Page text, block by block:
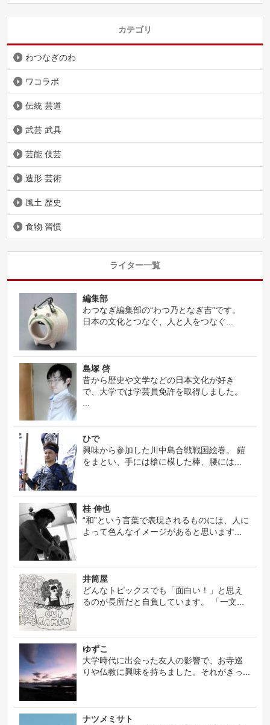
カテゴリ
わつなぎのわ
ワコラボ
伝統 芸道
武芸 武具
芸能 伎芸
造形 芸術
風土 歴史
食物 習慣
ライター一覧
編集部
わつなぎ編集部の“わつ乃となぎ吉”です。
日本の文化とつなぐ、人と人をつなぐ...
島塚 啓
昔から歴史や文学などの日本文化が好き
で、大学では学芸員免許を取得しました。
...
ひで
興味から参加した川中島合戦戦国絵巻。 鎧
をまとい、手には槍に模した棒、腰には...
桂 伸也
“和”という言葉で表現されるものには、人に
よって色んなイメージがあると思います...
井筒屋
どんなトピックスでも「面白い！」と思え
るのが長所だと自負しています。 「一文...
ゆずこ
大学時代に出会った友人の影響で、お寺巡
りや仏教に興味を持ちました。それがきっ...
ナツメミサト